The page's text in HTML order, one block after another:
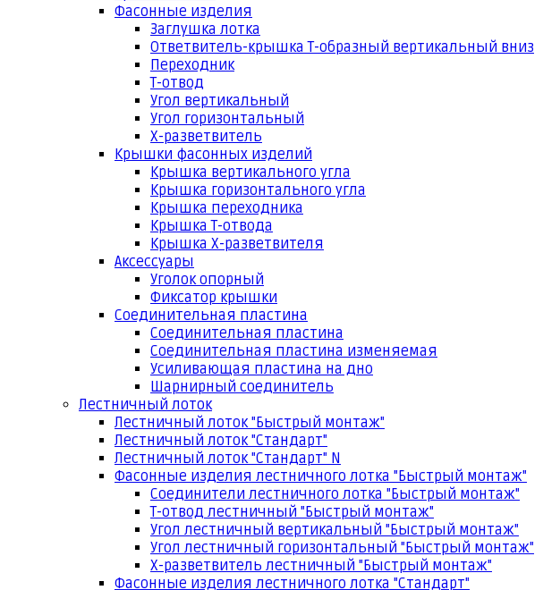
Фасонные изделия
Заглушка лотка
Ответвитель-крышка Т-образный вертикальный вниз
Переходник
Т-отвод
Угол вертикальный
Угол горизонтальный
Х-разветвитель
Крышки фасонных изделий
Крышка вертикального угла
Крышка горизонтального угла
Крышка переходника
Крышка Т-отвода
Крышка Х-разветвителя
Аксессуары
Уголок опорный
Фиксатор крышки
Соединительная пластина
Соединительная пластина
Соединительная пластина изменяемая
Усиливающая пластина на дно
Шарнирный соединитель
Лестничный лоток
Лестничный лоток "Быстрый монтаж"
Лестничный лоток "Стандарт"
Лестничный лоток "Стандарт" N
Фасонные изделия лестничного лотка "Быстрый монтаж"
Соединители лестничного лотка "Быстрый монтаж"
Т-отвод лестничный "Быстрый монтаж"
Угол лестничный вертикальный "Быстрый монтаж"
Угол лестничный горизонтальный "Быстрый монтаж"
Х-разветвитель лестничный "Быстрый монтаж"
Фасонные изделия лестничного лотка "Стандарт"